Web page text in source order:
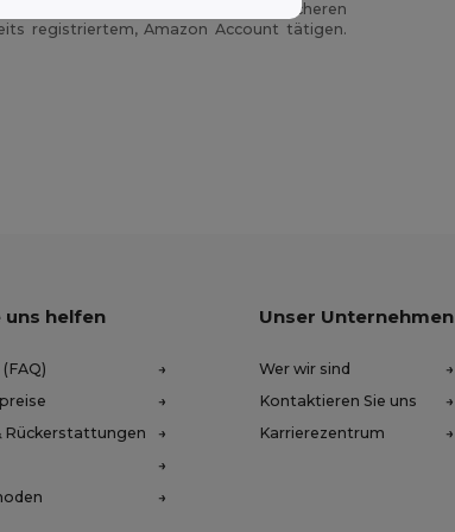
bitte mit Amazon Pay! Mit dieser sicheren
registriertem, Amazon Account tätigen.
uns helfen
Rückerstattungen
Unser Unternehmen
Wer wir sind
Kontaktieren Sie uns
Karrierezentrum